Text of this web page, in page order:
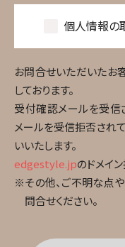
個人情報の
お問合せいただいたお
しております。
受付確認メールを受信
メールを受信拒否され
いいたします。
edgestyle.jpのドメイ
※その他、ご不明な点
問合せください。